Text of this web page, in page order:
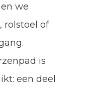
we
rolstoel of
is
een deel